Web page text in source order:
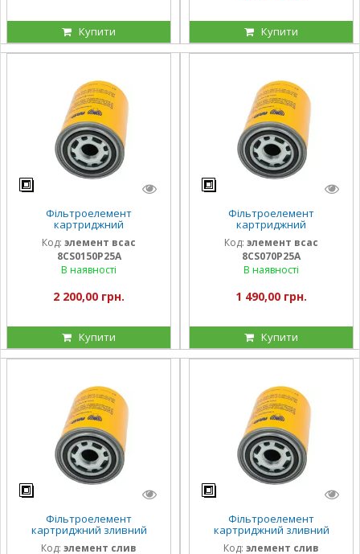
Купити Купити
Фільтроелемент
картриджний
всмоктувальний
8CS150P25A (60 л/хв)
Код: элемент всас
8CS0150P25A
В наявності
2 200,00 грн.
Купити
Фільтроелемент
картриджний
всмоктувальний
8CS070P25A (26 л/хв)
Код: элемент всас
8CS070P25A
В наявності
1 490,00 грн.
Купити
Фільтроелемент
картриджний зливний
8CS150P10A (149 л/хв)
Код: элемент слив
Фільтроелемент
картриджний зливний
8CS150P25A (172 л/хв)
Код: элемент слив